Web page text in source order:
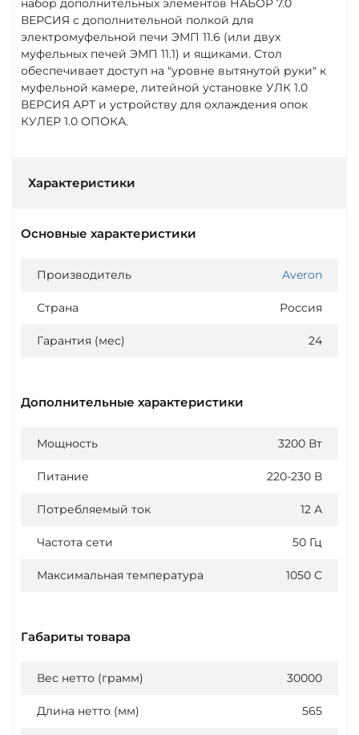
ВЕРСИЯ с дополнительной полкой для
электромуфельной печи ЭМП 11.6 (или двух
муфельных печей ЭМП 11.1) и ящиками. Стол
обеспечивает доступ на "уровне вытянутой руки" к
муфельной камере, литейной установке УЛК 1.0
ВЕРСИЯ АРТ и устройству для охлаждения опок
КУЛЕР 1.0 ОПОКА.
Характеристики
Основные характеристики
Производитель Averon
Страна Россия
Гарантия (мес) 24
Дополнительные характеристики
Мощность 3200 Вт
Питание 220-230 В
Потребляемый ток 12 А
Частота сети 50 Гц
Максимальная температура 1050 С
Габариты товара
Вес нетто (грамм) 30000
Длина нетто (мм) 565